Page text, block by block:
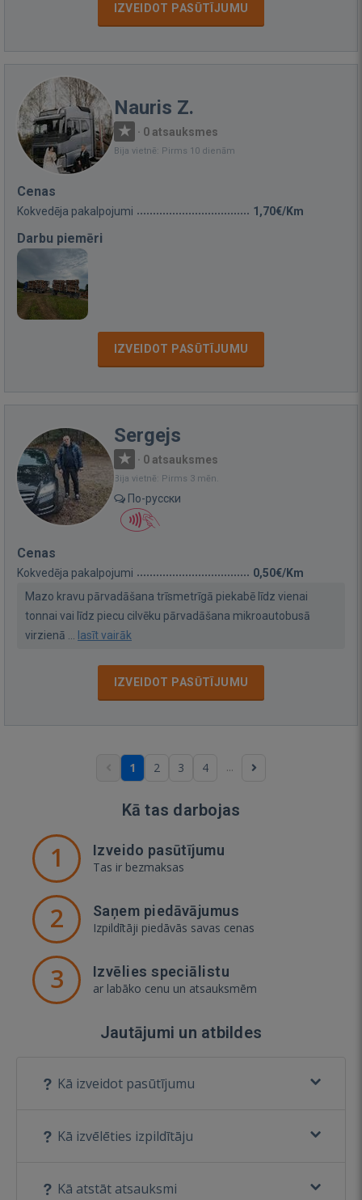
IZVEIDOT PASŪTĪJUMU
Nauris Z.
· 0 atsauksmes
Bija vietnē: Pirms 10 dienām
Cenas
Kokvedēja pakalpojumi 1,70€/Km
Darbu piemēri
IZVEIDOT PASŪTĪJUMU
Sergejs
· 0 atsauksmes
Bija vietnē: Pirms 3 mēn.
По-русски
Cenas
Kokvedēja pakalpojumi
0,50€/Km
Mazo kravu pārvadāšana trīsmetrīgā piekabē līdz vienai
tonnai vai līdz piecu cilvēku pārvadāšana mikroautobusā
virzienā ... lasīt vairāk
IZVEIDOT PASŪTĪJUMU
1 2 3 4 ...
Kā tas darbojas
1 Izveido pasūtījumu
Tas ir bezmaksas
2 Saņem piedāvājumus
Izpildītāji piedāvās savas cenas
3 Izvēlies speciālistu
ar labāko cenu un atsauksmēm
Jautājumi un atbildes
Kā izveidot pasūtījumu
Kā izvēlēties izpildītāju
Kā atstāt atsauksmi